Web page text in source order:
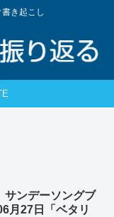
き起こし
ンデーソングブ
月27日「ベタリ